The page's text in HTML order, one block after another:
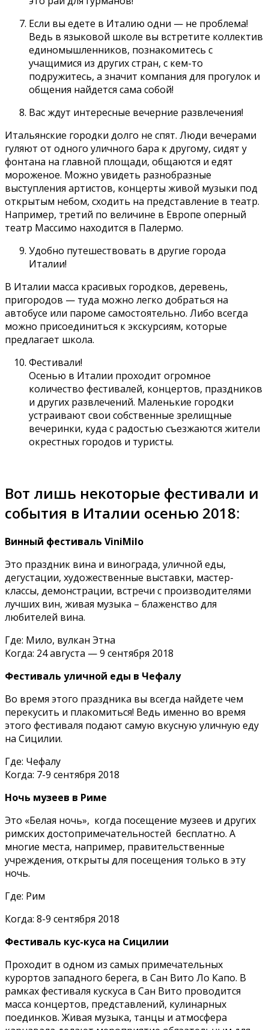
Если вы едете в Италию одни — не проблема!
Ведь в языковой школе вы встретите коллектив
единомышленников, познакомитесь с
учащимися из других стран, с кем-то
подружитесь, а значит компания для прогулок и
общения найдется сама собой!
Вас ждут интересные вечерние развлечения!
Итальянские городки долго не спят. Люди вечерами
гуляют от одного уличного бара к другому, сидят у
фонтана на главной площади, общаются и едят
мороженое. Можно увидеть разнобразные
выступления артистов, концерты живой музыки под
открытым небом, сходить на представление в театр.
Например, третий по величине в Европе оперный
театр Массимо находится в Палермо.
Удобно путешествовать в другие города
Италии!
В Италии масса красивых городков, деревень,
пригородов — туда можно легко добраться на
автобусе или пароме самостоятельно. Либо всегда
можно присоединиться к экскурсиям, которые
предлагает школа.
Фестивали!
Осенью в Италии проходит огромное
количество фестивалей, концертов, праздников
и других развлечений. Маленькие городки
устраивают свои собственные зрелищные
вечеринки, куда с радостью съезжаются жители
окрестных городов и туристы.
Вот лишь некоторые фестивали и
события в Италии осенью 2018:
Винный фестиваль ViniMilo
Это праздник вина и винограда, уличной еды,
дегустации, художественные выставки, мастер-
классы, демонстрации, встречи с производителями
лучших вин, живая музыка – блаженство для
любителей вина.
Где: Мило, вулкан Этна
Когда: 24 августа — 9 сентября 2018
Фестиваль уличной еды в Чефалу
Во время этого праздника вы всегда найдете чем
перекусить и плакомиться! Ведь именно во время
этого фестиваля подают самую вкусную уличную еду
на Сицилии.
Где: Чефалу
Когда: 7-9 сентября 2018
Ночь музеев в Риме
Это «Белая ночь», когда посещение музеев и других
римских достопримечательностей бесплатно. А
многие места, например, правительственные
учреждения, открыты для посещения только в эту
ночь.
Где: Рим
Когда: 8-9 сентября 2018
Фестиваль кус-куса на Сицилии
Проходит в одном из самых примечательных
курортов западного берега, в Сан Вито Ло Капо. В
рамках фестиваля кускуса в Сан Вито проводится
масса концертов, представлений, кулинарных
поединков. Живая музыка, танцы и атмосфера